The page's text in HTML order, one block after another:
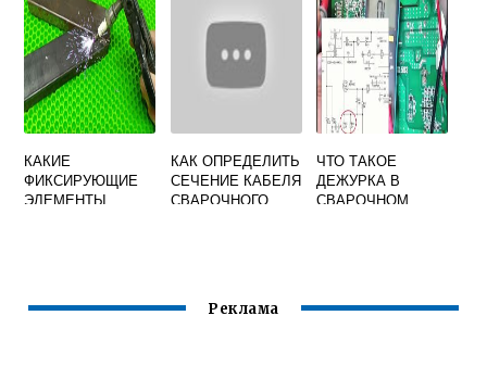
СПОСОБ
ЭЛЕКТРОДУГОВО
Й СВАРКИ
МЕТАЛЛОВ
КАКИЕ
ФИКСИРУЮЩИЕ
ЭЛЕМЕНТЫ
ДЕТАЛЕЙ
КАК ОПРЕДЕЛИТЬ
СЕЧЕНИЕ КАБЕЛЯ
СВАРОЧНОГО
ЧТО ТАКОЕ
ДЕЖУРКА В
СВАРОЧНОМ
Реклама